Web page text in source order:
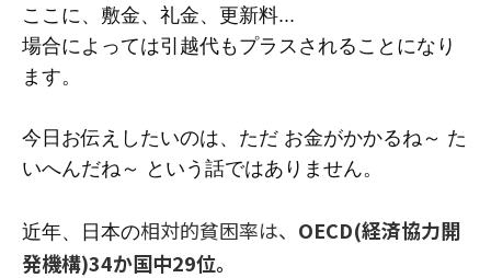
ここに、敷金、礼金、更新料...
場合によっては引越代もプラスされることになり
ます。
今日お伝えしたいのは、ただ お金がかかるね～ た
いへんだね～ という話ではありません。
近年、日本の相対的貧困率は、 OECD(経済協力開
発機構)34か国中29位。